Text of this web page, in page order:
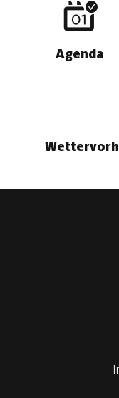
Agenda